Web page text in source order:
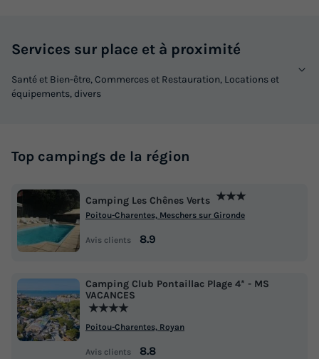
Services sur place et à proximité
Santé et Bien-être, Commerces et Restauration, Locations et
équipements, divers
Top campings de la région
Camping Les Chênes Verts ★★★
Poitou-Charentes, Meschers sur Gironde
Avis clients 8.9
Camping Club Pontaillac Plage 4* - MS
VACANCES
★★★★
Poitou-Charentes, Royan
Avis clients 8.8